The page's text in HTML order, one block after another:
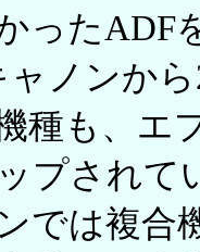
ったADF
ャノンか
種も、エ
プされて
では複合